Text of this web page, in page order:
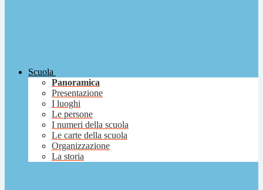
Scuola
Panoramica
Presentazione
I luoghi
Le persone
I numeri della scuola
Le carte della scuola
Organizzazione
La storia